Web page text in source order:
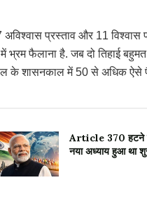
प्रस्ताव और 11
फैलाना है. जब दो तिहाई
के शासनकाल में 50 से अधिक
Article 370 हटने के
नया अध्याय हुआ था